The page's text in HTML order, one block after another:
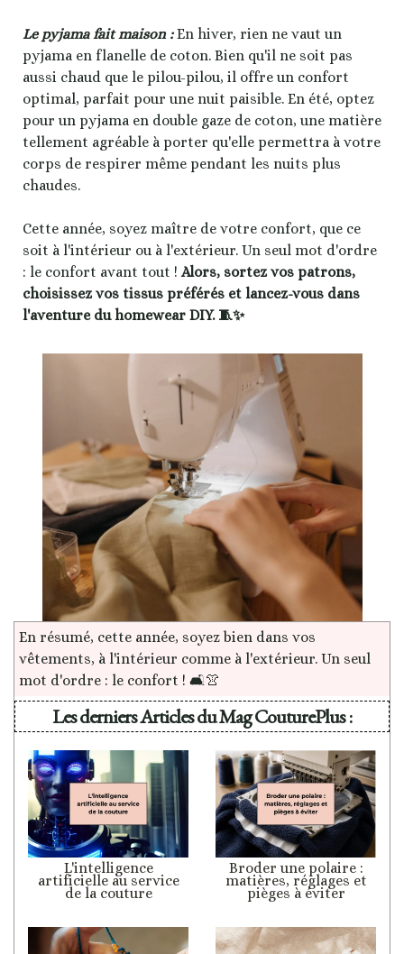
Le pyjama fait maison :En hiver, rien ne vaut un
pyjama en flanelle de coton. Bien qu'il ne soit pas
aussi chaud que le pilou-pilou, il offre un confort
optimal, parfait pour une nuit paisible. En été, optez
pour un pyjama en double gaze de coton, une matière
tellement agréable à porter qu'elle permettra à votre
corps de respirer même pendant les nuits plus
chaudes.
Cette année, soyez maître de votre confort, que ce
soit à l'intérieur ou à l'extérieur. Un seul mot d'ordre
: le confort avant tout ! Alors, sortez vos patrons,
choisissez vos tissus préférés et lancez-vous dans
l'aventure du homewear DIY. 🧵✨
En résumé, cette année, soyez bien dans vos
vêtements, à l'intérieur comme à l'extérieur. Un seul
mot d'ordre : le confort ! 🛋️👚
Les derniers Articles du Mag CouturePlus :
L'intelligence
artificielle au service
de la couture
Broder une polaire :
matières, réglages et
pièges à éviter